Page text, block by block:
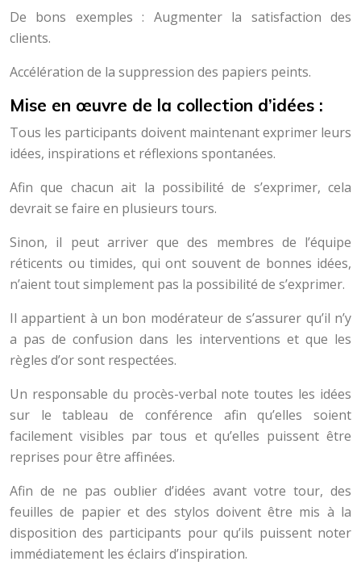
De bons exemples : Augmenter la satisfaction des
clients.
Accélération de la suppression des papiers peints.
Mise en œuvre de la collection d’idées :
Tous les participants doivent maintenant exprimer leurs
idées, inspirations et réflexions spontanées.
Afin que chacun ait la possibilité de s’exprimer, cela
devrait se faire en plusieurs tours.
Sinon, il peut arriver que des membres de l’équipe
réticents ou timides, qui ont souvent de bonnes idées,
n’aient tout simplement pas la possibilité de s’exprimer.
Il appartient à un bon modérateur de s’assurer qu’il n’y
a pas de confusion dans les interventions et que les
règles d’or sont respectées.
Un responsable du procès-verbal note toutes les idées
sur le tableau de conférence afin qu’elles soient
facilement visibles par tous et qu’elles puissent être
reprises pour être affinées.
Afin de ne pas oublier d’idées avant votre tour, des
feuilles de papier et des stylos doivent être mis à la
disposition des participants pour qu’ils puissent noter
immédiatement les éclairs d’inspiration.